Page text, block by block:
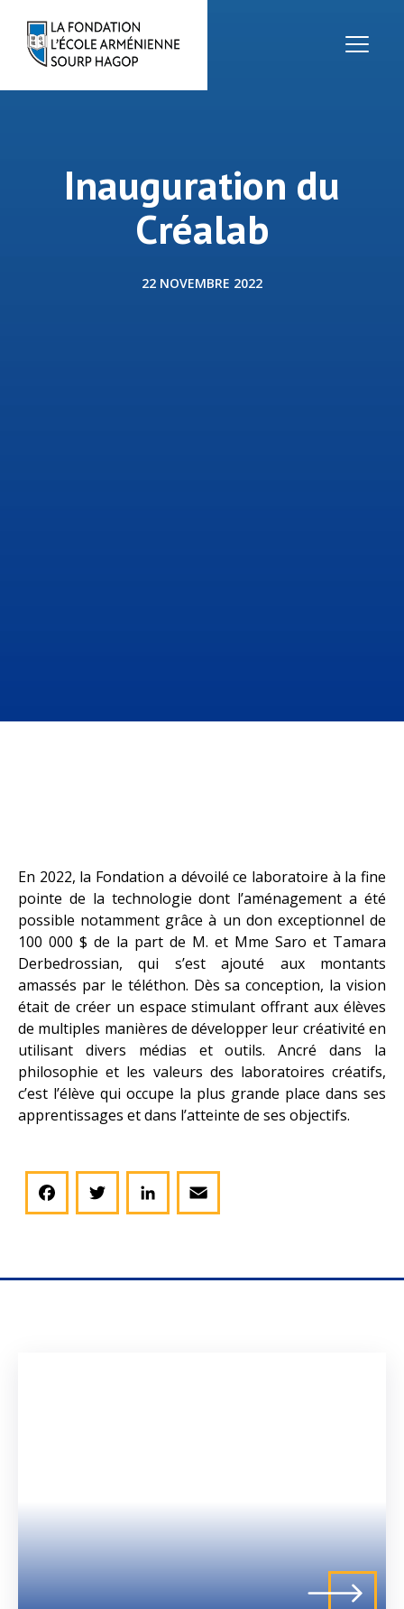
Inauguration du
Créalab
22 NOVEMBRE 2022
En 2022, la Fondation a dévoilé ce laboratoire à la fine
pointe de la technologie dont l’aménagement a été
possible notamment grâce à un don exceptionnel de
100 000 $ de la part de M. et Mme Saro et Tamara
Derbedrossian, qui s’est ajouté aux montants
amassés par le téléthon. Dès sa conception, la vision
était de créer un espace stimulant offrant aux élèves
de multiples manières de développer leur créativité en
utilisant divers médias et outils. Ancré dans la
philosophie et les valeurs des laboratoires créatifs,
c’est l’élève qui occupe la plus grande place dans ses
apprentissages et dans l’atteinte de ses objectifs.
Facebook Twitter LinkedIn Email